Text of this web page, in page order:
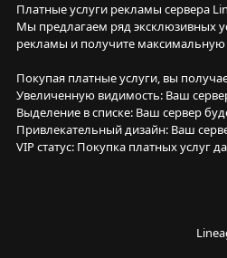
Платные услуги рекламы сервера
Мы предлагаем ряд эксклюзивных
рекламы и получите
Покупая платные услуги, вы
Увеличенную видимость: Ваш
Выделение в списке: Ваш сервер
Привлекательный дизайн: Ваш
VIP статус: Покупка платных услуг